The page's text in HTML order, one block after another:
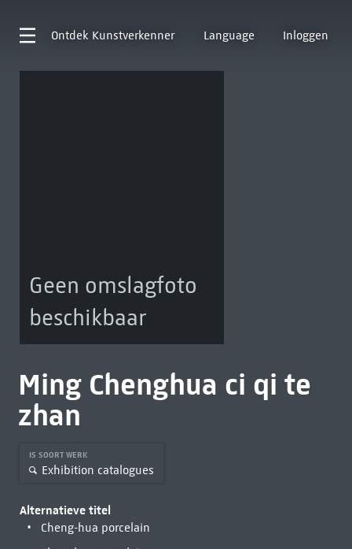
Ontdek Kunstverkenner Language Inloggen
Geen omslagfoto
beschikbaar
Ming Chenghua ci qi te
zhan
IS SOORT WERK
Exhibition catalogues
Alternatieve titel
Cheng-hua porcelain